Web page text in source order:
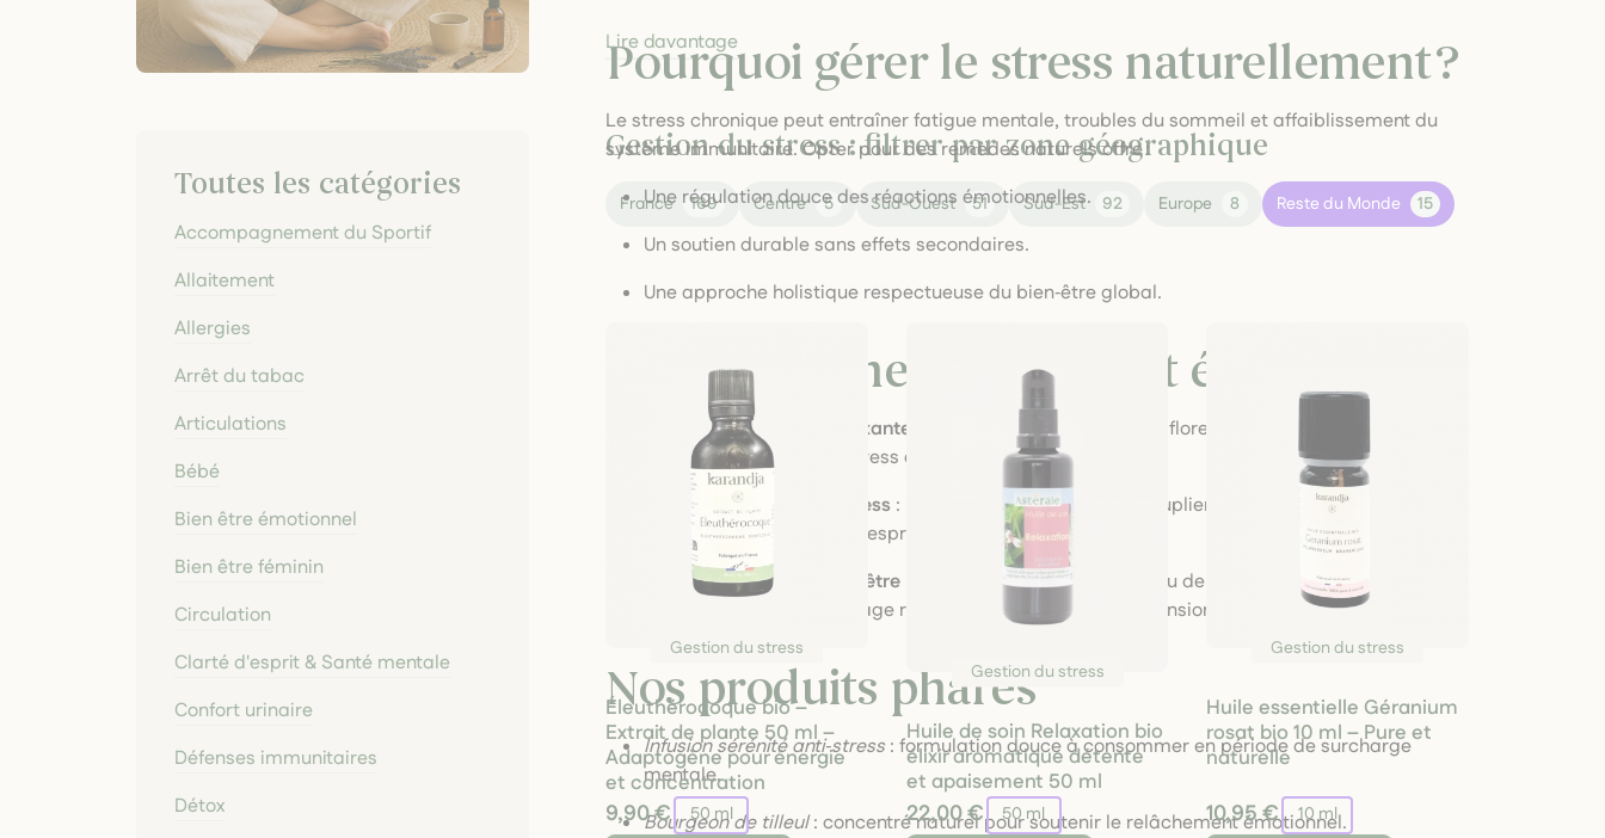
Pourquoi gérer le stress naturellement ?
Le stress chronique peut entraîner fatigue mentale, troubles du sommeil et affaiblissement du
système immunitaire. Opter pour des remèdes naturels offre :
Une régulation douce des réactions émotionnelles.
Un soutien durable sans effets secondaires.
Une approche holistique respectueuse du bien‑être global.
Une approche apaisante et équilibrée
Tisanes et infusions relaxantes
: mélanges à base de passiflore, mélisse, valériane ou tilia,
conçus pour calmer le stress et favoriser la détente.
Gemmothérapie anti‑stress : bourgeons de tilleul ou de peuplier pour soutenir la résilience
émotionnelle et apaiser l’esprit.
Huiles et hydrolats bien-être : hydrolat de fleur d’oranger ou de rose pour apaiser les
tensions, huiles de massage relaxantes pour dénouer les tensions physiques.
Nos produits phares
Infusion sérénité anti‑stress : formulation douce à consommer en période de surcharge
mentale.
Bourgeon de tilleul: concentré naturel pour soutenir le relâchement émotionnel.
Lire davantage
Gestion du stress : filtrer par zone géographique
France 169 Centre 5 Sud-Ouest 51 Sud-Est 92 Europe 8 Reste du Monde 15
Gestion du stress
Éleuthérocoque bio –
Extrait de plante 50 ml –
Adaptogène pour énergie
et concentration
9,90 €
50 ml
Gestion du stress
Huile de soin Relaxation bio
élixir aromatique détente
et apaisement 50 ml
22,00 €
50 ml
Gestion du stress
Huile essentielle Géranium
rosat bio 10 ml – Pure et
naturelle
10,95 €
10 ml
Toutes les catégories
Accompagnement du Sportif
Allaitement
Allergies
Arrêt du tabac
Articulations
Bébé
Bien être émotionnel
Bien être féminin
Circulation
Clarté d'esprit & Santé mentale
Confort urinaire
Défenses immunitaires
Détox